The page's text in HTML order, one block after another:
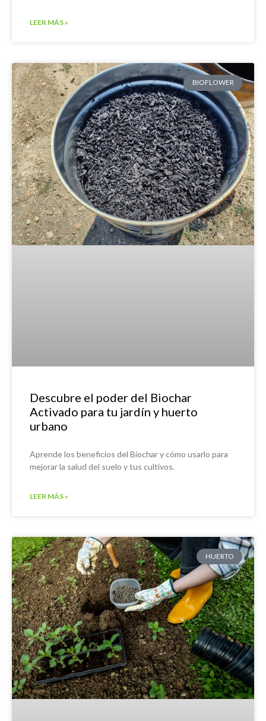
LEER MÁS »
BIOFLOWER
Descubre el poder del Biochar
Activado para tu jardín y huerto
urbano
Aprende los beneficios del Biochar y cómo usarlo para
mejorar la salud del suelo y tus cultivos.
LEER MÁS »
HUERTO